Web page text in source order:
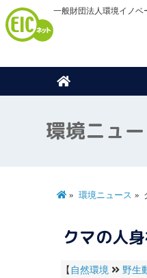
一般財団法人環境イノベ
環境ニュ
環境ニュース
クマの人
【 自然環境 野生